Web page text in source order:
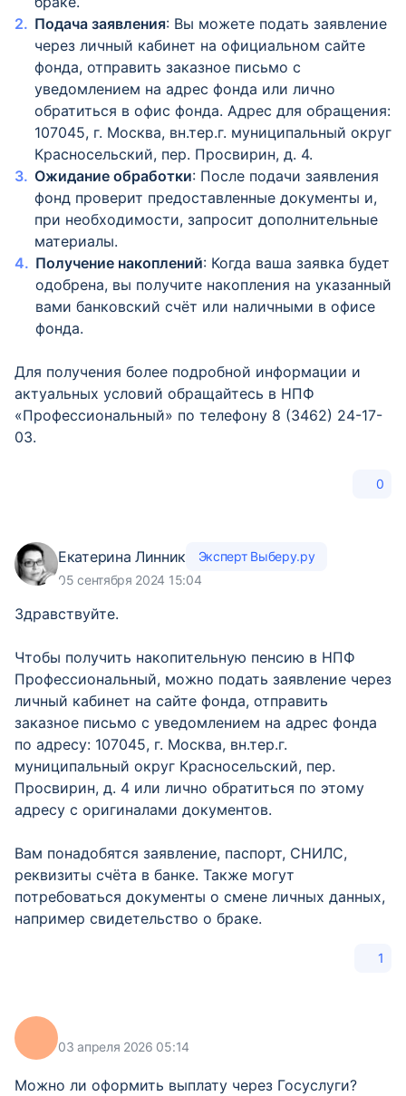
Подача заявления: Вы можете подать заявление
через личный кабинет на официальном сайте
фонда, отправить заказное письмо с
уведомлением на адрес фонда или лично
обратиться в офис фонда. Адрес для обращения:
107045, г. Москва, вн.тер.г. муниципальный округ
Красносельский, пер. Просвирин, д. 4.
Ожидание обработки: После подачи заявления
фонд проверит предоставленные документы и,
при необходимости, запросит дополнительные
материалы.
Получение накоплений: Когда ваша заявка будет
одобрена, вы получите накопления на указанный
вами банковский счёт или наличными в офисе
фонда.
Для получения более подробной информации и
актуальных условий обращайтесь в НПФ
«Профессиональный» по телефону 8 (3462) 24-17-
03.
0
Екатерина Линник
Эксперт Выберу.ру
05 сентября 2024 15:04
Здравствуйте.
Чтобы получить накопительную пенсию в НПФ
Профессиональный, можно подать заявление через
личный кабинет на сайте фонда, отправить
заказное письмо с уведомлением на адрес фонда
по адресу: 107045, г. Москва, вн.тер.г.
муниципальный округ Красносельский, пер.
Просвирин, д. 4 или лично обратиться по этому
адресу с оригиналами документов.
Вам понадобятся заявление, паспорт, СНИЛС,
реквизиты счёта в банке. Также могут
потребоваться документы о смене личных данных,
например свидетельство о браке.
1
03 апреля 2026 05:14
Можно ли оформить выплату через Госуслуги?